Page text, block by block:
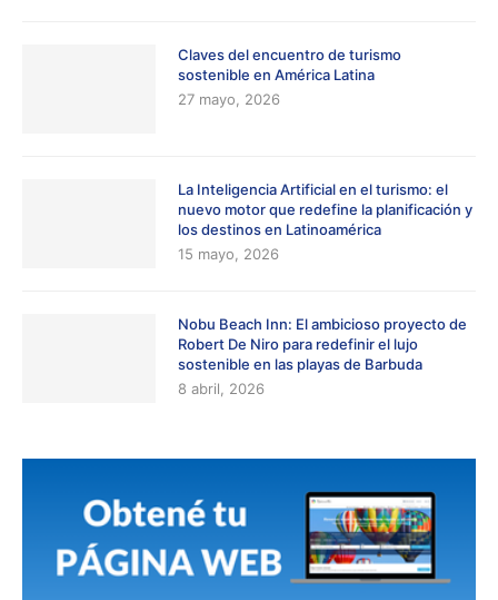
Claves del encuentro de turismo
sostenible en América Latina
27 mayo, 2026
La Inteligencia Artificial en el turismo: el
nuevo motor que redefine la planificación y
los destinos en Latinoamérica
15 mayo, 2026
Nobu Beach Inn: El ambicioso proyecto de
Robert De Niro para redefinir el lujo
sostenible en las playas de Barbuda
8 abril, 2026